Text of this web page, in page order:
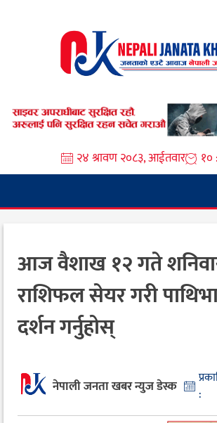
२४ श्रावण २०८३, आईतवार १०
आज वैशाख १२ गते
राशिफल सेयर गरी
दर्शन गर्नुहोस्
नेपाली जनता खबर न्युज डेस्क
: